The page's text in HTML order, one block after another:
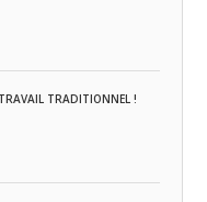
TRADITIONNEL !